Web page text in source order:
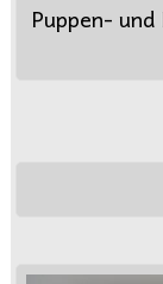
Puppen-